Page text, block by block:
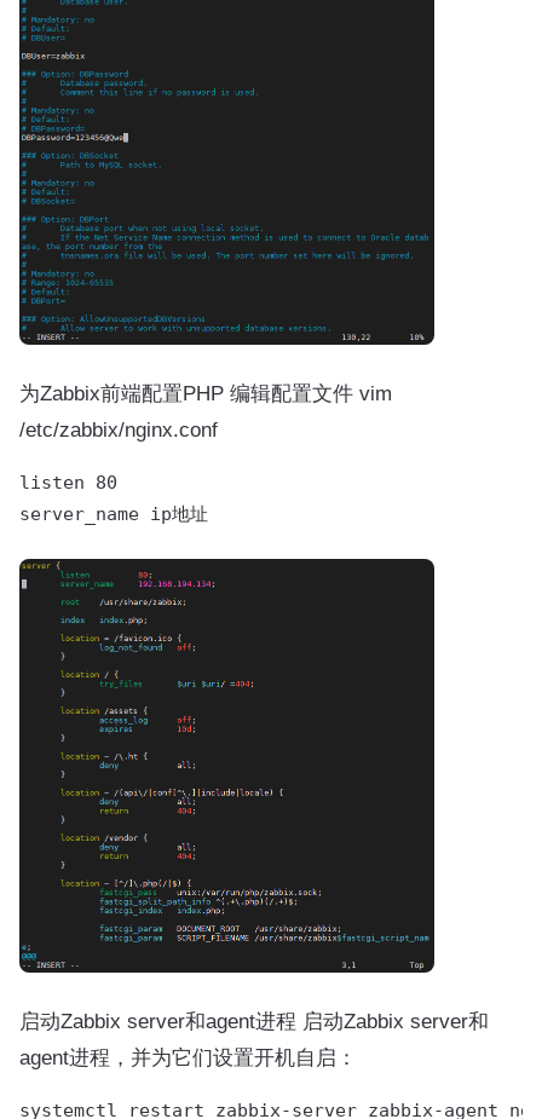
为Zabbix前端配置PHP 编辑配置文件 vim
/etc/zabbix/nginx.conf
listen 80
启动Zabbix server和agent进程 启动Zabbix server和
agent进程，并为它们设置开机自启：
systemctl restart zabbix-server zabbix-agent